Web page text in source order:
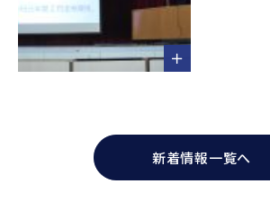
新着情報一覧へ